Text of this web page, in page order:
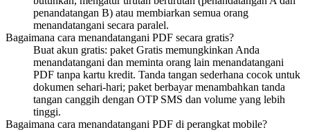
penandatangan B) atau membiarkan semua orang
menandatangani secara paralel.
Bagaimana cara menandatangani PDF secara gratis?
Buat akun gratis: paket Gratis memungkinkan Anda
menandatangani dan meminta orang lain menandatangani
PDF tanpa kartu kredit. Tanda tangan sederhana cocok untuk
dokumen sehari-hari; paket berbayar menambahkan tanda
tangan canggih dengan OTP SMS dan volume yang lebih
tinggi.
Bagaimana cara menandatangani PDF di perangkat mobile?